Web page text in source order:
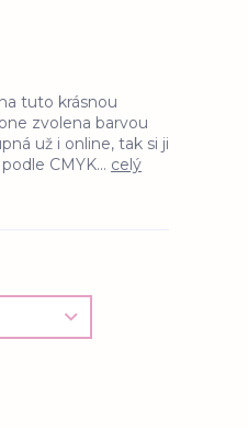
tuto krásnou
zvolena barvou
už i online, tak si ji
CMYK... celý